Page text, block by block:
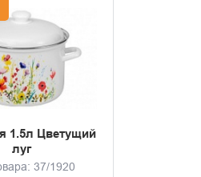
1.5л Цветущий
луг
37/1920